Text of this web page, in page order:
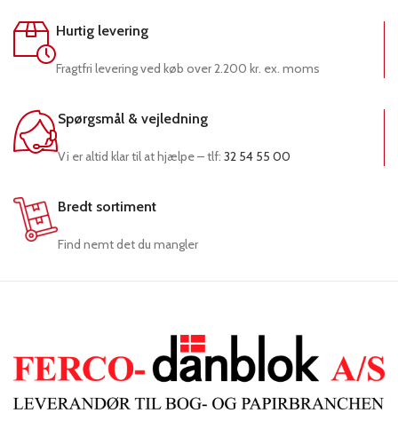
Hurtig levering
Fragtfri levering ved køb over 2.200 kr. ex. moms
Spørgsmål & vejledning
Vi er altid klar til at hjælpe – tlf: 32 54 55 00
Bredt sortiment
Find nemt det du mangler